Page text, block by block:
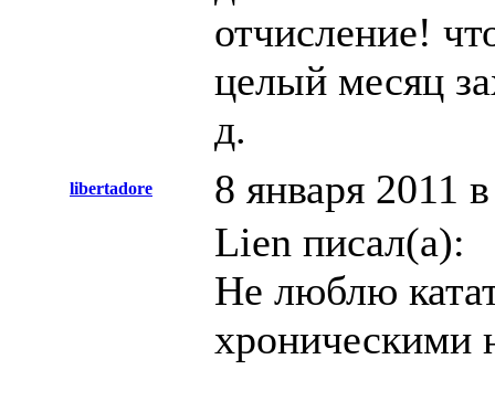
отчисление!
целый месяц
д.
libertadore 8 января 2011
Lien писал(а):
Не люблю
хроническими